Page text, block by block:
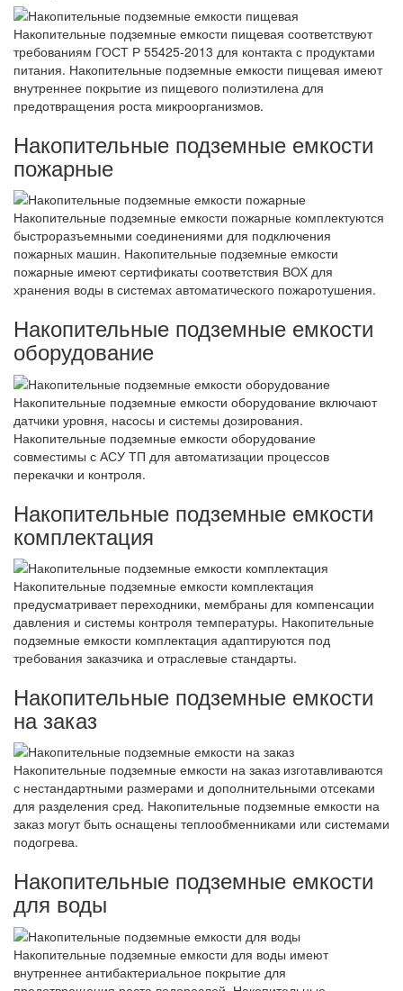
Накопительные подземные емкости пищевая соответствуют
требованиям ГОСТ Р 55425-2013 для контакта с продуктами
питания. Накопительные подземные емкости пищевая имеют
внутреннее покрытие из пищевого полиэтилена для
предотвращения роста микроорганизмов.
Накопительные подземные емкости
пожарные
Накопительные подземные емкости пожарные комплектуются
быстроразъемными соединениями для подключения
пожарных машин. Накопительные подземные емкости
пожарные имеют сертификаты соответствия ВОХ для
хранения воды в системах автоматического пожаротушения.
Накопительные подземные емкости
оборудование
Накопительные подземные емкости оборудование включают
датчики уровня, насосы и системы дозирования.
Накопительные подземные емкости оборудование
совместимы с АСУ ТП для автоматизации процессов
перекачки и контроля.
Накопительные подземные емкости
комплектация
Накопительные подземные емкости комплектация
предусматривает переходники, мембраны для компенсации
давления и системы контроля температуры. Накопительные
подземные емкости комплектация адаптируются под
требования заказчика и отраслевые стандарты.
Накопительные подземные емкости
на заказ
Накопительные подземные емкости на заказ изготавливаются
с нестандартными размерами и дополнительными отсеками
для разделения сред. Накопительные подземные емкости на
заказ могут быть оснащены теплообменниками или системами
подогрева.
Накопительные подземные емкости
для воды
Накопительные подземные емкости для воды имеют
внутреннее антибактериальное покрытие для